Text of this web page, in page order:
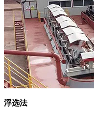
浮选法